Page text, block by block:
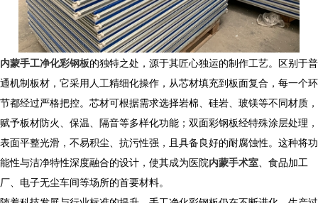
内蒙手工净化彩钢板的独特之处，源于其匠心独运的制作工艺。区别于普
通机制板材，它采用人工精细化操作，从芯材填充到板面复合，每一个环
节都经过严格把控。芯材可根据需求选择岩棉、硅岩、玻镁等不同材质，
赋予板材防火、保温、隔音等多样化功能；双面彩钢板经特殊涂层处理，
表面平整光滑，不易积尘、抗污性强，且具备良好的耐腐蚀性。这种将功
能性与洁净特性深度融合的设计，使其成为医院内蒙手术室 、食品加工
厂、电子无尘车间等场所的首要材料。